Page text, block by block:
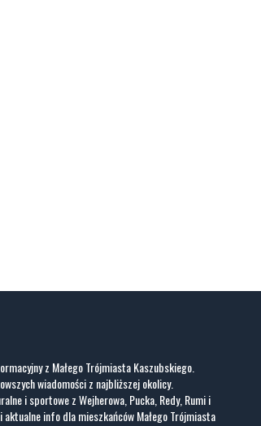
z Małego Trójmiasta Kaszubskiego.
wiadomości z najbliższej okolicy.
i sportowe z Wejherowa, Pucka, Redy, Rumi i
info dla mieszkańców Małego Trójmiasta